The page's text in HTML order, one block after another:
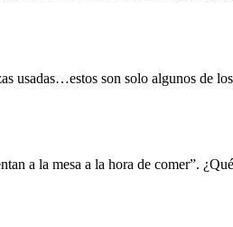
usadas…estos son solo algunos de
a la mesa a la hora de comer”.